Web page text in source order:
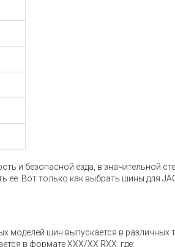
и безопасной езда, в значительной
Вот только как выбрать шины для
моделей шин выпускается в
в формате XXX/XX RXX, где: